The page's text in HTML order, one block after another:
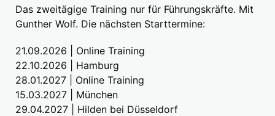
Das zweitägige Training nur für Führungskräfte. Mit
Gunther Wolf. Die nächsten Starttermine:
21.09.2026 | Online Training
22.10.2026 | Hamburg
28.01.2027 | Online Training
15.03.2027 | München
29.04.2027 | Hilden bei Düsseldorf